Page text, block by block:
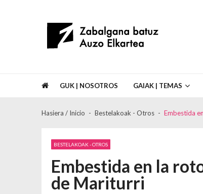
Asociación de Vecinos
GUK | NOSOTROS GAIAK | TEMAS
Hasiera / Inicio Bestelakoak - Otros Embestida
BESTELAKOAK - OTROS
Embestida en la
de Mariturri